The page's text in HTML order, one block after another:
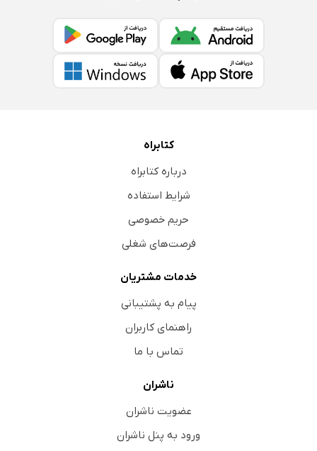
کتابراه
درباره کتابراه
شرایط استفاده
حریم خصوصی
فرصت‌های شغلی
خدمات مشتریان
پیام به پشتیبانی
راهنمای کاربران
تماس با ما
ناشران
عضویت ناشران
ورود به پنل ناشران